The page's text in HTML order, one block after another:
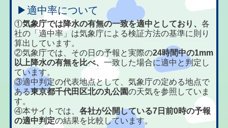
▶適中率について
①気象庁では降水の有無の一致を適中としており、各
社の「適中率」は気象庁による検証方法の基準に則り
算出しています。
②気象庁では、その日の予報と実際の24時間中の1mm
以上降水の有無を比べ、一致した場合に適中と判定し
ています。
③適中判定の代表地点として、気象庁の定める地点で
ある東京都千代田区北の丸公園の天気を参照していま
す。
④本サイトでは、各社が公開している7日前0時の予報
の適中判定の結果を比較しています。